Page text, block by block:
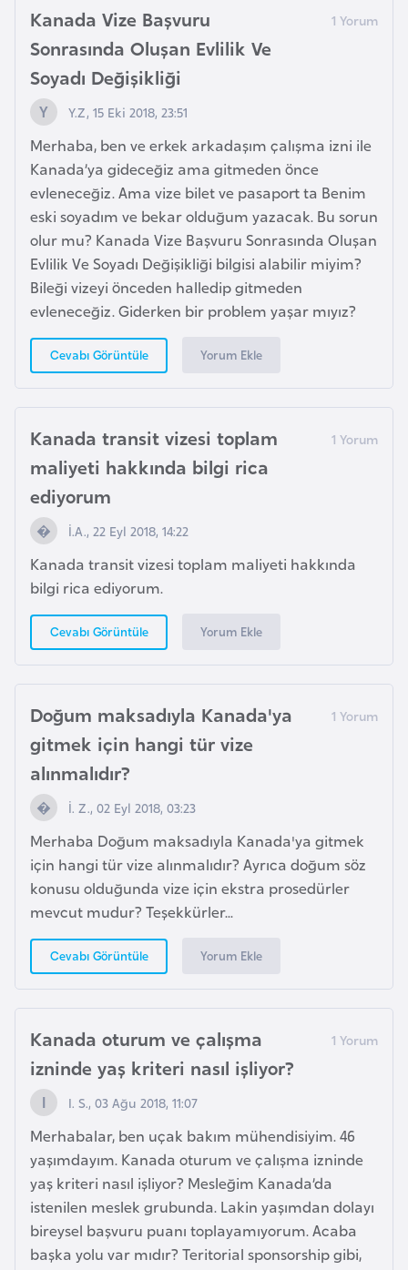
Kanada Vize Başvuru
Sonrasında Oluşan Evlilik Ve
Soyadı Değişikliği
Y.Z, 15 Eki 2018, 23:51
Merhaba, ben ve erkek arkadaşım çalışma izni ile
Kanada’ya gideceğiz ama gitmeden önce
evleneceğiz. Ama vize bilet ve pasaport ta Benim
eski soyadım ve bekar olduğum yazacak. Bu sorun
olur mu? Kanada Vize Başvuru Sonrasında Oluşan
Evlilik Ve Soyadı Değişikliği bilgisi alabilir miyim?
Bileği vizeyi önceden halledip gitmeden
evleneceğiz. Giderken bir problem yaşar mıyız?
Cevabı Görüntüle Yorum Ekle
Kanada transit vizesi toplam
maliyeti hakkında bilgi rica
ediyorum
İ.A., 22 Eyl 2018, 14:22
Kanada transit vizesi toplam maliyeti hakkında
bilgi rica ediyorum.
Cevabı Görüntüle Yorum Ekle
Doğum maksadıyla Kanada'ya
gitmek için hangi tür vize
alınmalıdır?
İ. Z., 02 Eyl 2018, 03:23
Merhaba Doğum maksadıyla Kanada'ya gitmek
için hangi tür vize alınmalıdır? Ayrıca doğum söz
konusu olduğunda vize için ekstra prosedürler
mevcut mudur? Teşekkürler...
Cevabı Görüntüle Yorum Ekle
Kanada oturum ve çalışma
izninde yaş kriteri nasıl işliyor?
I. S., 03 Ağu 2018, 11:07
Merhabalar, ben uçak bakım mühendisiyim. 46
yaşımdayım. Kanada oturum ve çalışma izninde
yaş kriteri nasıl işliyor? Mesleğim Kanada’da
istenilen meslek grubunda. Lakin yaşımdan dolayı
bireysel başvuru puanı toplayamıyorum. Acaba
başka yolu var mıdır? Teritorial sponsorship gibi,
n
o
B
u
l
i
s
E
r
m
e
n
i
s
t
a
n
E
t
o
n
a
E
t
i
y
p
y
a
F
i
l
d
i
ş
i
S